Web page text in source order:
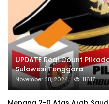
UPDATE Real Count
Sulawesi Tenggara
November 28, 2024 11617